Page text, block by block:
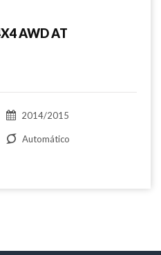
AWD AT
2014/2015
Automático